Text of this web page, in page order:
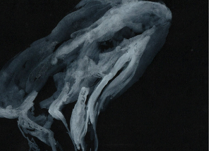
MODÈL·ES VIVANT·ES